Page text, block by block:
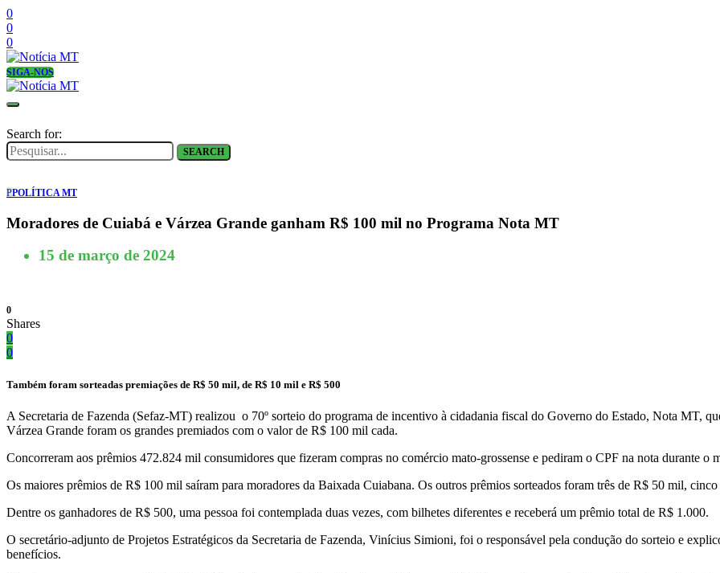
0
0
0
SIGA-NOS
Search for:
SEARCH
PPOLÍTICA MT
Moradores de Cuiabá e Várzea Grande ganham R$ 100 mil no Programa Nota MT
15 de março de 2024
0
Shares
0
0
Também foram sorteadas premiações de R$ 50 mil, de R$ 10 mil e R$ 500
A Secretaria de Fazenda (Sefaz-MT) realizou o 70º sorteio do programa de incentivo à cidadania fiscal do Governo do Estado, Nota MT,
Várzea Grande foram os grandes premiados com o valor de R$ 100 mil cada.
Concorreram aos prêmios 472.824 mil consumidores que fizeram compras no comércio mato-grossense e pediram o CPF na nota durante o
Os maiores prêmios de R$ 100 mil saíram para moradores da Baixada Cuiabana. Os outros prêmios sorteados foram três de R$ 50 mil,
Dentre os ganhadores de R$ 500, uma pessoa foi contemplada duas vezes, com bilhetes diferentes e receberá um prêmio total de R$ 1.000.
O secretário-adjunto de Projetos Estratégicos da Secretaria de Fazenda, Vinícius Simioni, foi o responsável pela condução do sorteio e
benefícios.